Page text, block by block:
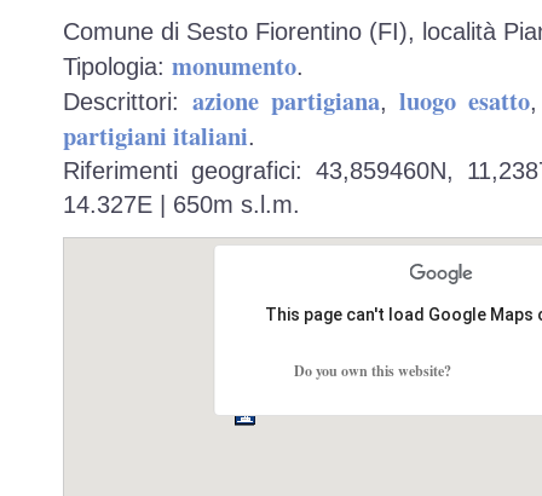
Comune di Sesto Fiorentino (FI), località
Tipologia: monumento.
Descrittori: azione partigiana,luogo esatto
partigiani italiani.
Riferimenti geografici: 43,859460N,
14.327E | 650m s.l.m.
This page can't load Google
Do you own this website?